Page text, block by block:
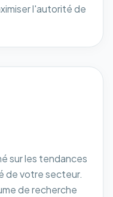
l'autorité de
sur les tendances
de votre secteur.
de recherche